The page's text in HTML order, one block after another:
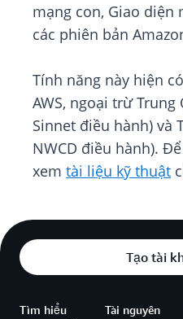
mạng con, Giao diện
các phiên bản
Tính năng này hiện
AWS, ngoại trừ Trung
Sinnet điều hành) và
NWCD điều hành).
xem tài liệu kỹ thuật
Tạo tài
Tìm hiểu Tài nguyên